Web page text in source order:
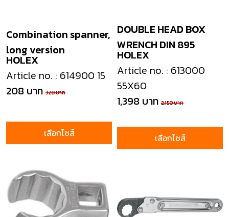
HOLEX
Combination spanner,
long version
Article no. : 614900 15
208 บาท 320 บาท
เลือกไซส์
HOLEX
DOUBLE HEAD BOX
WRENCH DIN 895
Article no. : 613000
55X60
1,398 บาท 2,150 บาท
เลือกไซส์